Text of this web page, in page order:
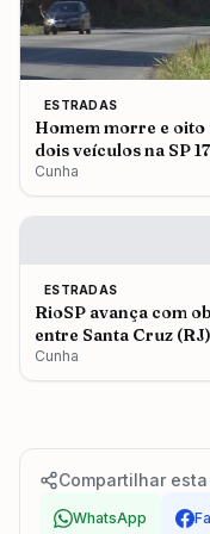
ESTRADAS
Homem morre e
dois veículos na SP
Cunha
ESTRADAS
RioSP avança com
entre Santa Cruz
Cunha
Compartilhar
WhatsApp